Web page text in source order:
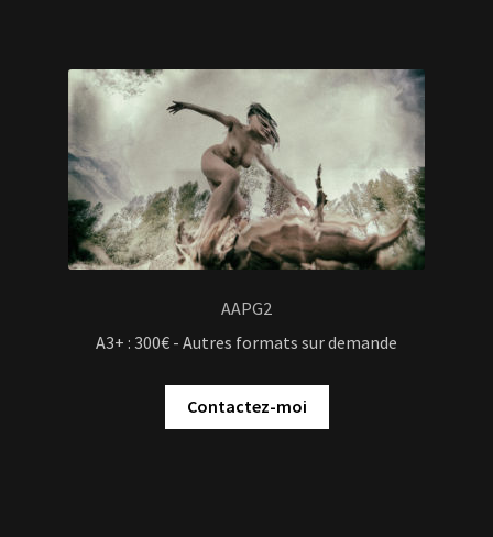
AAPG2
A3+ : 300€ - Autres formats sur demande
Contactez-moi